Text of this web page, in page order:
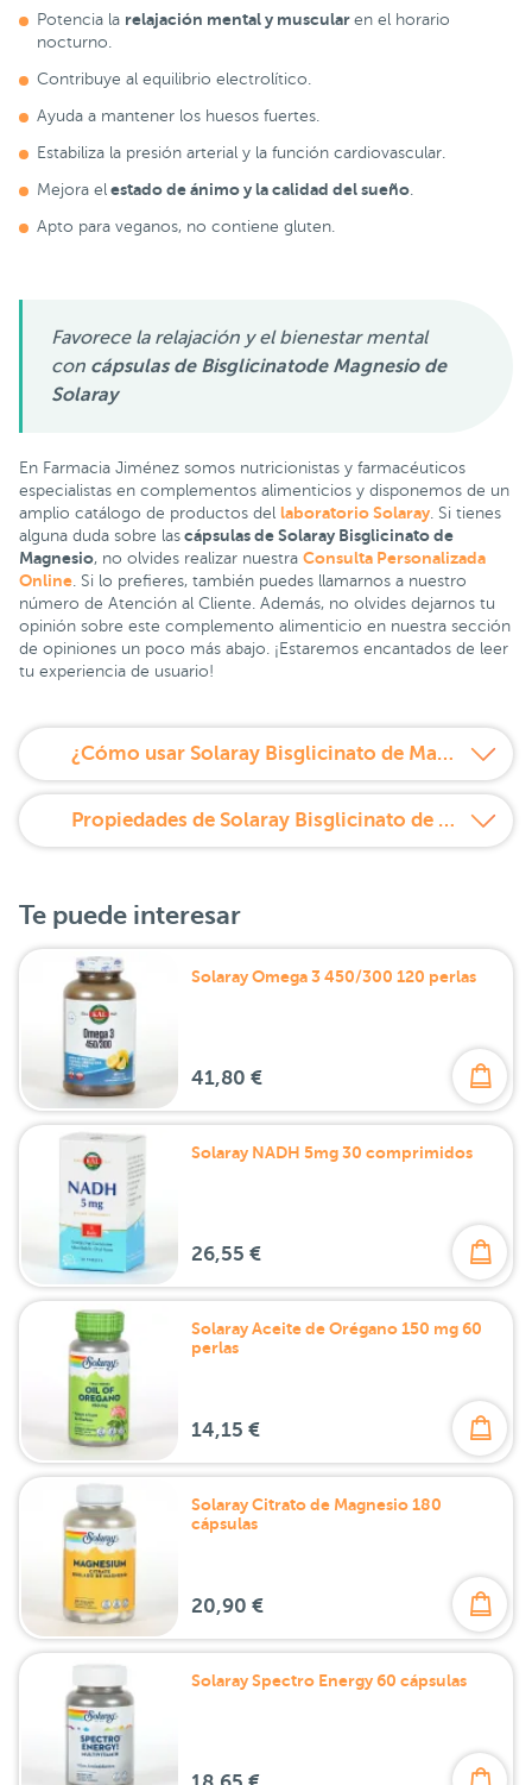
Potencia la relajación mental y muscular en el horario
nocturno.
Contribuye al equilibrio electrolítico.
Ayuda a mantener los huesos fuertes.
Estabiliza la presión arterial y la función cardiovascular.
Mejora el estado de ánimo y la calidad del sueño
Apto para veganos, no contiene gluten.
Favorece la relajación y el bienestar mental
con cápsulas de Bisglicinatode Magnesio de
Solaray
En Farmacia Jiménez somos nutricionistas y farmacéuticos
especialistas en complementos alimenticios y disponemos de un
amplio catálogo de productos del laboratorio Solaray . Si tienes
alguna duda sobre las cápsulas de Solaray Bisglicinato de
Magnesio, no olvides realizar nuestra Consulta Personalizada
Online . Si lo prefieres, también puedes llamarnos a nuestro
número de Atención al Cliente. Además, no olvides dejarnos tu
opinión sobre este complemento alimenticio en nuestra sección
de opiniones un poco más abajo. ¡Estaremos encantados de leer
tu experiencia de usuario!
¿Cómo usar Solaray Bisglicinato de Magnesio cápsulas?
Propiedades de Solaray Bisglicinato de Magnesio cápsulas
Te puede interesar
Solaray Omega 3 450/300 120 perlas
41,80 €
Solaray NADH 5mg 30 comprimidos
26,55 €
Solaray Aceite de Orégano 150 mg 60
perlas
14,15 €
Solaray Citrato de Magnesio 180
cápsulas
20,90 €
Solaray Spectro Energy 60 cápsulas